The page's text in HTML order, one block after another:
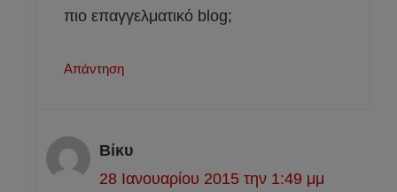
πιο επαγγελματικό blog;
Απάντηση
Βίκυ
28 Ιανουαρίου 2015 την 1:49 μμ